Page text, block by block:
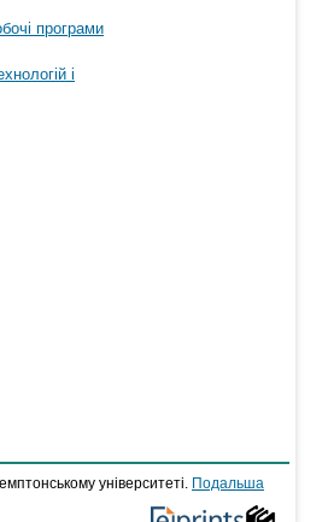
програми
і
університеті.
Подальша